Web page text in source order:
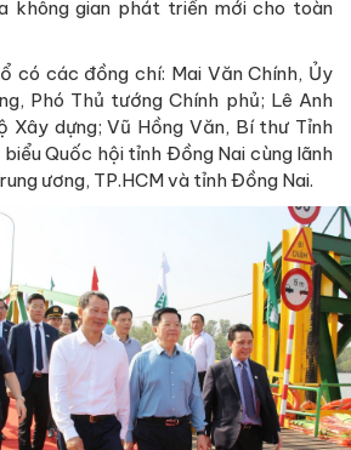
không gian phát triển mới cho toàn
có các đồng chí: Mai Văn Chính, Ủy
Phó Thủ tướng Chính phủ; Lê Anh
Xây dựng; Vũ Hồng Văn, Bí thư Tỉnh
Quốc hội tỉnh Đồng Nai cùng lãnh
ương, TP.HCM và tỉnh Đồng Nai.